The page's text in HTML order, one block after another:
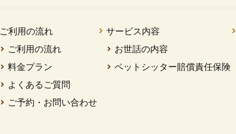
ご利用の流れ
ご利用の流れ
料金プラン
よくあるご質問
ご予約・お問い合わせ
サービス内容
お世話の内容
ペットシッター賠償責任保険